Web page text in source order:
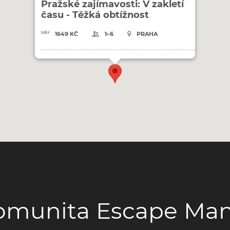
Pražské zajímavosti: V zakletí
času - Těžká obtížnost
1649 KČ 1–6 PRAHA
Escape